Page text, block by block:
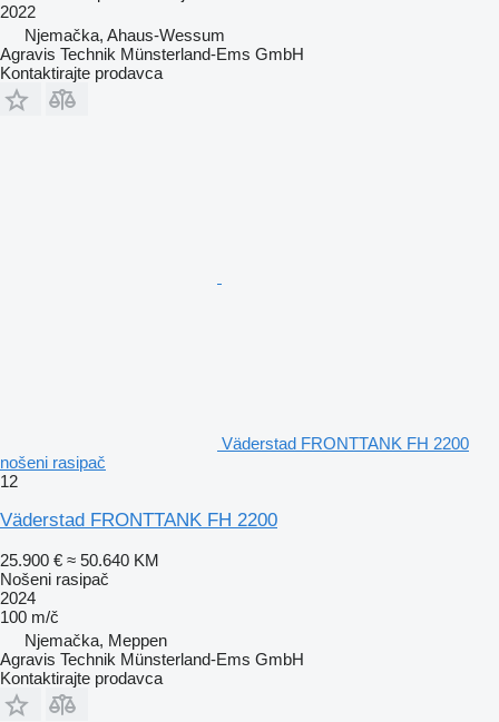
2022
Njemačka, Ahaus-Wessum
Agravis Technik Münsterland-Ems GmbH
Kontaktirajte prodavca
Väderstad FRONTTANK FH 2200
nošeni rasipač
12
Väderstad FRONTTANK FH 2200
25.900 € ≈ 50.640 KM
Nošeni rasipač
2024
100 m/č
Njemačka, Meppen
Agravis Technik Münsterland-Ems GmbH
Kontaktirajte prodavca